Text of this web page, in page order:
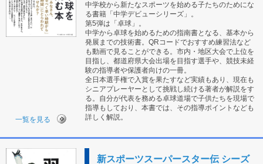
中学校から新たなスポーツを始める子たちのためにな
る書籍「中学デビューシリーズ」。
第5弾は「卓球」。
中学から卓球を始めるための指南書となる、基本から
発展までの技術書。QRコードでおすすめ練習法など
も動画で見ることができる。市内・地区大会で上位を
目指し、都道府県大会出場を目指す選手や、競技未経
験の指導者や保護者向けの一冊。
全日本選手権で入賞を果たすなど実績もあり、現在も
シニアプレーヤーとして挑戦し続ける著者が解説をす
る。自分が代表を務める卓球道場で子供たちを現場で
指導もしており、本書では、その指導ポイントなども
詳しく解説。
一覧を見る
新スポーツスーパースター伝 シーズ